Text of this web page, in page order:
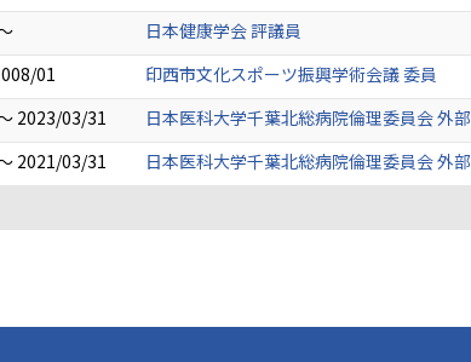
日本健康学会 評議員
01
印西市文化スポーツ振興学術会議 委員
2023/03/31
日本医科大学千葉北総病院倫理委員会 外
2021/03/31
日本医科大学千葉北総病院倫理委員会 外